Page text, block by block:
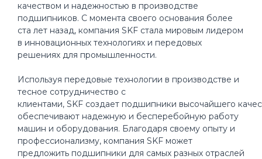
качеством и надежностью в производстве
подшипников. С момента своего основания более
ста лет назад, компания SKF стала мировым лидером
в инновационных технологиях и передовых
решениях для промышленности.
Используя передовые технологии в производстве и
тесное сотрудничество с
клиентами, SKF создает подшипники высочайшего
обеспечивают надежную и бесперебойную работу
машин и оборудования. Благодаря своему опыту и
профессионализму, компания SKF может
предложить подшипники для самых разных отраслей